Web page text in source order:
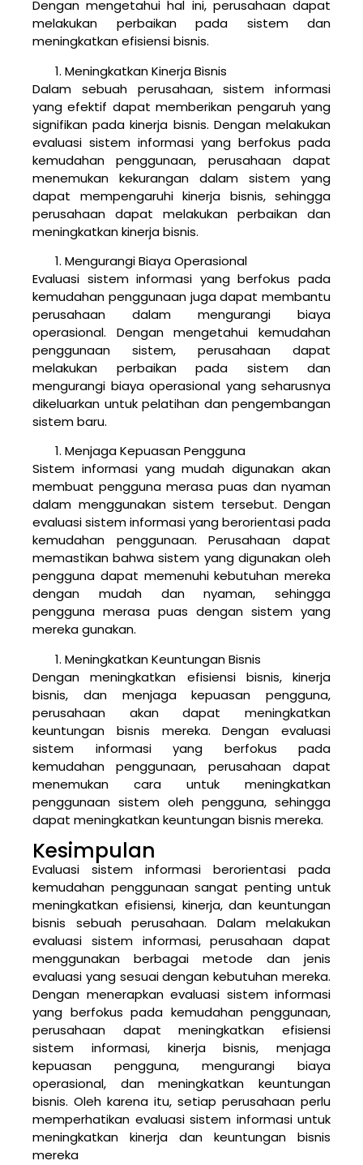
Dengan mengetahui hal ini, perusahaan dapat
melakukan perbaikan pada sistem dan
meningkatkan efisiensi bisnis.
Meningkatkan Kinerja Bisnis
Dalam sebuah perusahaan, sistem informasi
yang efektif dapat memberikan pengaruh yang
signifikan pada kinerja bisnis. Dengan melakukan
evaluasi sistem informasi yang berfokus pada
kemudahan penggunaan, perusahaan dapat
menemukan kekurangan dalam sistem yang
dapat mempengaruhi kinerja bisnis, sehingga
perusahaan dapat melakukan perbaikan dan
meningkatkan kinerja bisnis.
Mengurangi Biaya Operasional
Evaluasi sistem informasi yang berfokus pada
kemudahan penggunaan juga dapat membantu
perusahaan dalam mengurangi biaya
operasional. Dengan mengetahui kemudahan
penggunaan sistem, perusahaan dapat
melakukan perbaikan pada sistem dan
mengurangi biaya operasional yang seharusnya
dikeluarkan untuk pelatihan dan pengembangan
sistem baru.
Menjaga Kepuasan Pengguna
Sistem informasi yang mudah digunakan akan
membuat pengguna merasa puas dan nyaman
dalam menggunakan sistem tersebut. Dengan
evaluasi sistem informasi yang berorientasi pada
kemudahan penggunaan. Perusahaan dapat
memastikan bahwa sistem yang digunakan oleh
pengguna dapat memenuhi kebutuhan mereka
dengan mudah dan nyaman, sehingga
pengguna merasa puas dengan sistem yang
mereka gunakan.
Meningkatkan Keuntungan Bisnis
Dengan meningkatkan efisiensi bisnis, kinerja
bisnis, dan menjaga kepuasan pengguna,
perusahaan akan dapat meningkatkan
keuntungan bisnis mereka. Dengan evaluasi
sistem informasi yang berfokus pada
kemudahan penggunaan, perusahaan dapat
menemukan cara untuk meningkatkan
penggunaan sistem oleh pengguna, sehingga
dapat meningkatkan keuntungan bisnis mereka.
Kesimpulan
Evaluasi sistem informasi berorientasi pada
kemudahan penggunaan sangat penting untuk
meningkatkan efisiensi, kinerja, dan keuntungan
bisnis sebuah perusahaan. Dalam melakukan
evaluasi sistem informasi, perusahaan dapat
menggunakan berbagai metode dan jenis
evaluasi yang sesuai dengan kebutuhan mereka.
Dengan menerapkan evaluasi sistem informasi
yang berfokus pada kemudahan penggunaan,
perusahaan dapat meningkatkan efisiensi
sistem informasi, kinerja bisnis, menjaga
kepuasan pengguna, mengurangi biaya
operasional, dan meningkatkan keuntungan
bisnis. Oleh karena itu, setiap perusahaan perlu
memperhatikan evaluasi sistem informasi untuk
meningkatkan kinerja dan keuntungan bisnis
mereka